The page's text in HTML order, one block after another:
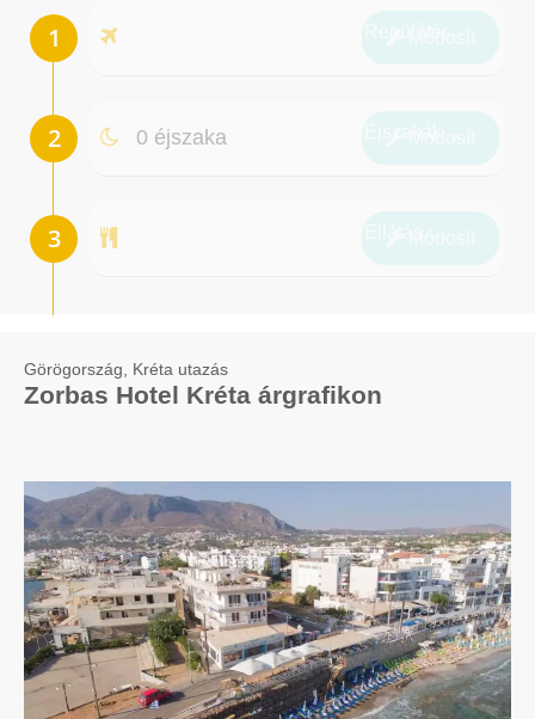
0 éjszaka
Görögország, Kréta utazás
Zorbas Hotel Kréta árgrafikon